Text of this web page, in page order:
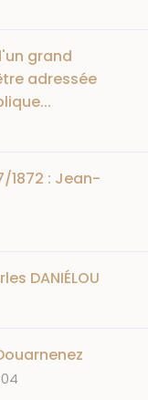
grand
adressée
1872 : Jean-
DANIÉLOU